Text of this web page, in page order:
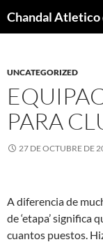
UNCATEGORIZED
PARA
27 DE OCTUBRE DE
A diferencia de
de ‘etapa’ significa
cuantos puestos.